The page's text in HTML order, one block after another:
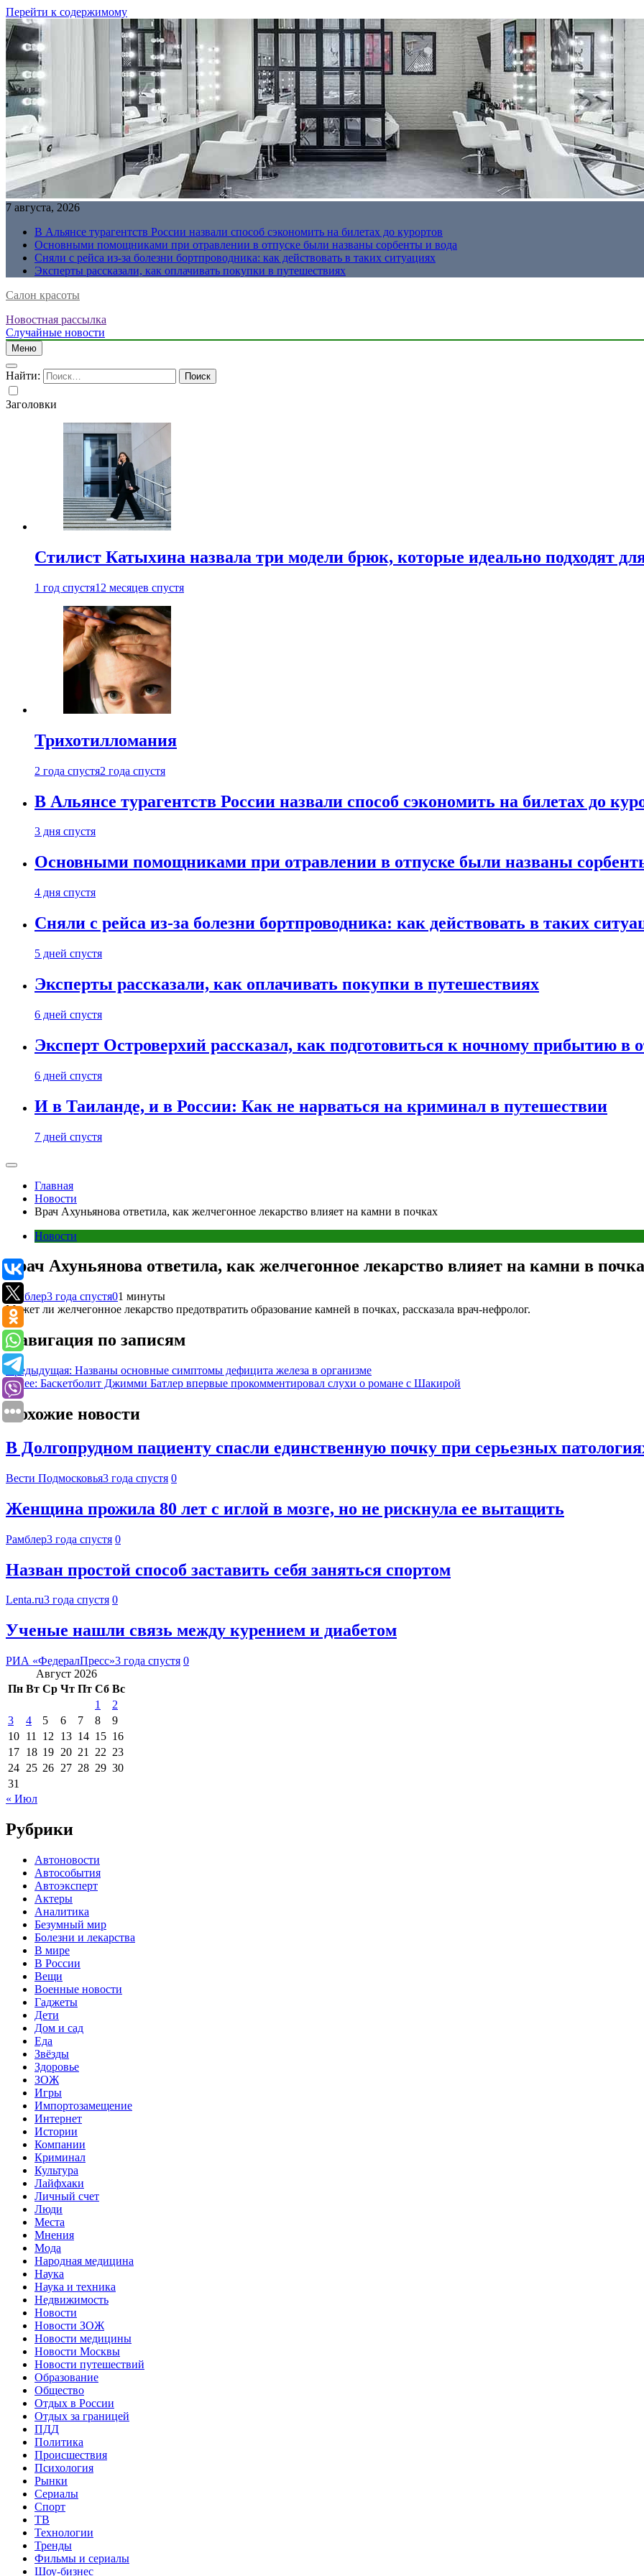
Перейти к содержимому
7 августа, 2026
В Альянсе турагентств России назвали способ сэкономить на билетах до курортов
Основными помощниками при отравлении в отпуске были названы сорбенты и вода
Сняли с рейса из-за болезни бортпроводника: как действовать в таких ситуациях
Эксперты рассказали, как оплачивать покупки в путешествиях
Салон красоты
Новостная рассылка
Случайные новости
Меню
Найти:
Заголовки
Стилист Катыхина назвала три модели брюк, которые идеально подходят
1 год спустя12 месяцев спустя
Трихотилломания
2 года спустя2 года спустя
В Альянсе турагентств России назвали способ сэкономить на билетах до
3 дня спустя
Основными помощниками при отравлении в отпуске были названы
4 дня спустя
Сняли с рейса из-за болезни бортпроводника: как действовать в таких
5 дней спустя
Эксперты рассказали, как оплачивать покупки в путешествиях
6 дней спустя
Эксперт Островерхий рассказал, как подготовиться к ночному прибытию в
6 дней спустя
И в Таиланде, и в России: Как не нарваться на криминал в путешествии
7 дней спустя
Главная
Новости
Врач Ахуньянова ответила, как желчегонное лекарство влияет на камни в почках
Новости
Врач Ахуньянова ответила, как желчегонное лекарство влияет на камни в
Рамблер3 года спустя01 минуты
Может ли желчегонное лекарство предотвратить образование камней в почках, рассказала врач-нефролог.
Навигация по записям
Предыдущая: Названы основные симптомы дефицита железа в организме
Далее: Баскетболит Джимми Батлер впервые прокомментировал слухи о романе с Шакирой
Похожие новости
В Долгопрудном пациенту спасли единственную почку при серьезных
Вести Подмосковья3 года спустя 0
Женщина прожила 80 лет с иглой в мозге, но не рискнула ее вытащить
Рамблер3 года спустя 0
Назван простой способ заставить себя заняться спортом
Lenta.ru3 года спустя 0
Ученые нашли связь между курением и диабетом
РИА «ФедералПресс»3 года спустя 0
Август 2026
Пн Вт Ср Чт Пт Сб Вс
1
2
3
4 5 6 7 8
9
10 11 12 13 14 15 16
17 18 19 20 21 22 23
24 25 26 27 28 29 30
31
« Июл
Рубрики
Автоновости
Автособытия
Автоэксперт
Актеры
Аналитика
Безумный мир
Болезни и лекарства
В мире
В России
Вещи
Военные новости
Гаджеты
Дети
Дом и сад
Еда
Звёзды
Здоровье
ЗОЖ
Игры
Импортозамещение
Интернет
Истории
Компании
Криминал
Культура
Лайфхаки
Личный счет
Люди
Места
Мнения
Мода
Народная медицина
Наука
Наука и техника
Недвижимость
Новости
Новости ЗОЖ
Новости медицины
Новости Москвы
Новости путешествий
Образование
Общество
Отдых в России
Отдых за границей
ПДД
Политика
Происшествия
Психология
Рынки
Сериалы
Спорт
ТВ
Технологии
Тренды
Фильмы и сериалы
Шоу-бизнес